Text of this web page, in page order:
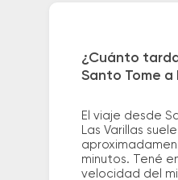
¿Cuánto
Santo Tome a
El viaje desde
Las Varillas
minutos. Tené
velocidad del